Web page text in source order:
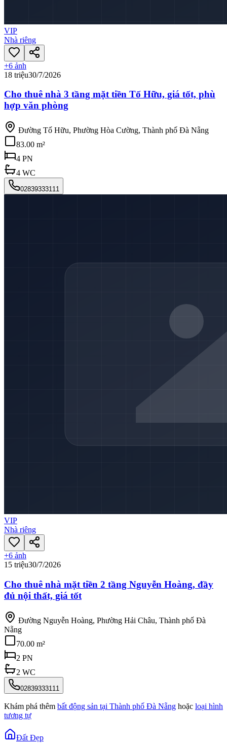
VIP
Nhà riêng
+6 ảnh
18 triệu30/7/2026
Cho thuê nhà 3 tầng mặt tiền Tố Hữu, giá tốt, phù
hợp văn phòng
Đường Tố Hữu, Phường Hòa Cường, Thành phố Đà Nẵng
83.00 m²
4 PN
4 WC
02839333111
VIP
Nhà riêng
+6 ảnh
15 triệu30/7/2026
Cho thuê nhà mặt tiền 2 tầng Nguyễn Hoàng, đầy
đủ nội thất, giá tốt
Đường Nguyễn Hoàng, Phường Hải Châu, Thành phố Đà
Nẵng
70.00 m²
2 PN
2 WC
02839333111
Khám phá thêm bất động sản tại Thành phố Đà Nẵng hoặc loại hình
tương tự
Đất Đẹp